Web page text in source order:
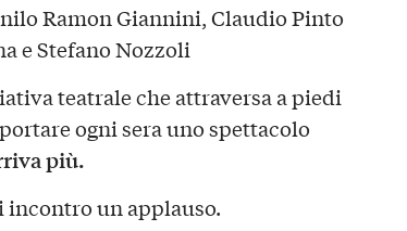
Ramon Giannini, Claudio Pinto
e Stefano Nozzoli
teatrale che attraversa a piedi
ogni sera uno spettacolo
più.
incontro un applauso.